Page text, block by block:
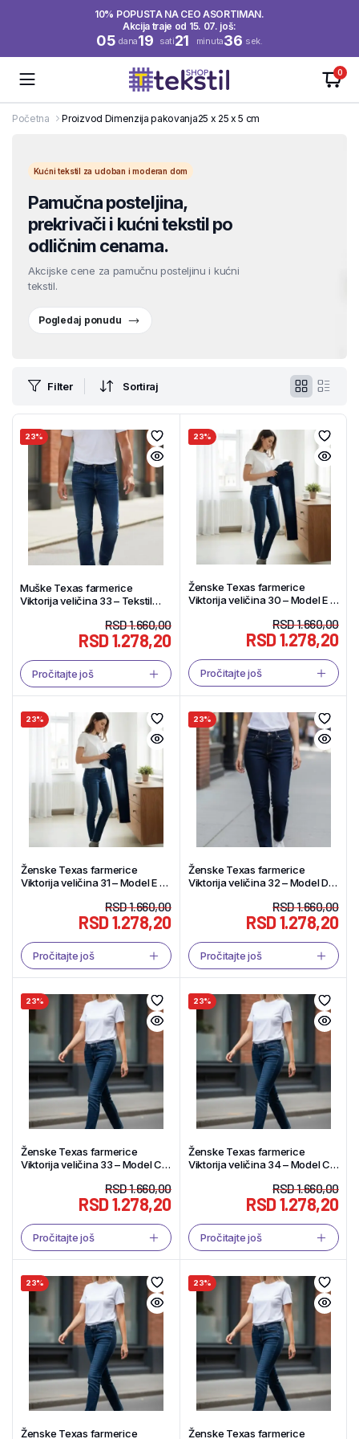
10% POPUSTA NA CEO ASORTIMAN.
Akcija traje od 15. 07. još:
05 dana19 sati21 minuta36 sek.
0
Početna Proizvod Dimenzija pakovanja25 x 25 x 5 cm
Kućni tekstil za udoban i moderan dom
Pamučna posteljina,
prekrivači i kućni tekstil po
odličnim cenama.
Akcijske cene za pamučnu posteljinu i kućni
tekstil.
Pogledaj ponudu
Filter Sortiraj
23%
Muške Texas farmerice
Viktorija veličina 33 – Tekstil
RSD1.660,00
RSD1.278,20
Pročitajte još
23%
Ženske Texas farmerice
Viktorija veličina 30 – Model E –
RSD1.660,00
RSD1.278,20
Pročitajte još
23%
Ženske Texas farmerice
Viktorija veličina 31 – Model E –
RSD1.660,00
RSD1.278,20
Pročitajte još
23%
Ženske Texas farmerice
Viktorija veličina 32 – Model D –
RSD1.660,00
RSD1.278,20
Pročitajte još
23%
Ženske Texas farmerice
Viktorija veličina 33 – Model C –
RSD1.660,00
RSD1.278,20
Pročitajte još
23%
Ženske Texas farmerice
Viktorija veličina 34 – Model C –
RSD1.660,00
RSD1.278,20
Pročitajte još
23%
Ženske Texas farmerice
23%
Ženske Texas farmerice